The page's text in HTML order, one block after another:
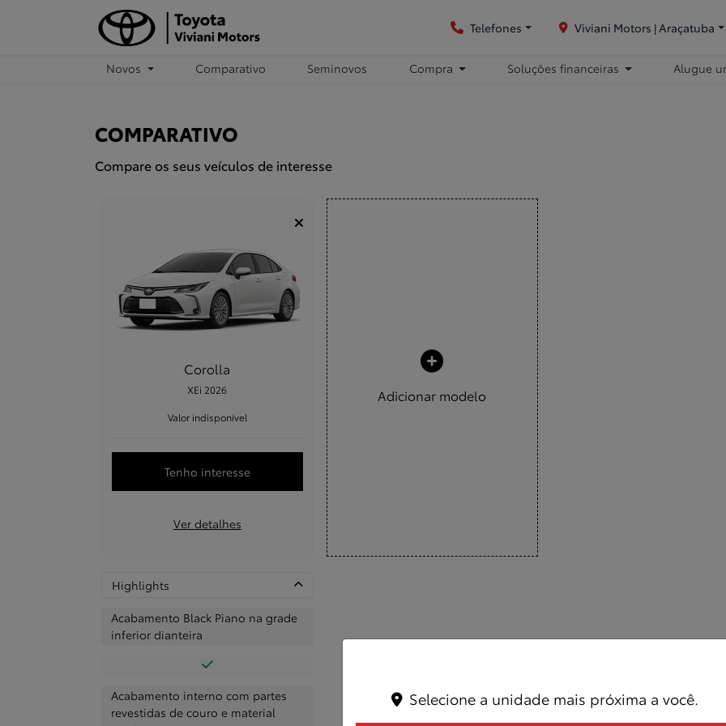
Telefones Viviani Motors | Araçatuba
Novos Comparativo Seminovos Compra Soluções financeiras Alugue
COMPARATIVO
Compare os seus veículos de interesse
Corolla
XEi 2026
Valor indisponível
Tenho interesse
Ver detalhes
Adicionar modelo
Highlights
Acabamento Black Piano na grade
inferior dianteira
Acabamento interno com partes
revestidas de couro e material
Selecione a unidade mais próxima a você.